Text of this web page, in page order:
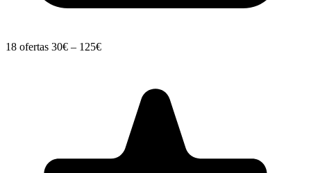
18 ofertas 30€ – 125€